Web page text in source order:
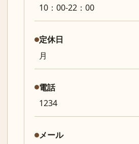
10：00-22：00
定休日
月
電話
1234
メール